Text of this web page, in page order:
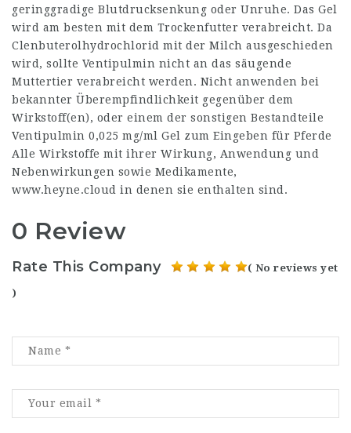
geringgradige Blutdrucksenkung oder Unruhe. Das Gel
wird am besten mit dem Trockenfutter verabreicht. Da
Clenbuterolhydrochlorid mit der Milch ausgeschieden
wird, sollte Ventipulmin nicht an das säugende
Muttertier verabreicht werden. Nicht anwenden bei
bekannter Überempfindlichkeit gegenüber dem
Wirkstoff(en), oder einem der sonstigen Bestandteile
Ventipulmin 0,025 mg/ml Gel zum Eingeben für Pferde
Alle Wirkstoffe mit ihrer Wirkung, Anwendung und
Nebenwirkungen sowie Medikamente,
www.heyne.cloud in denen sie enthalten sind.
0 Review
Rate This Company ( No reviews yet
)